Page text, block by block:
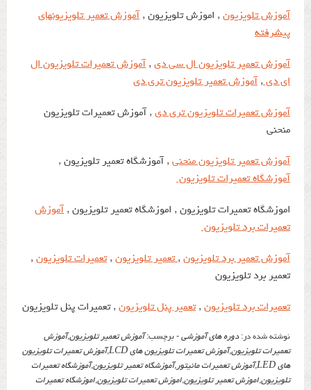
آموزش تلویزیون , اموزش تلویزیون , آموزش تعمیر تلویزیونهای
پیشرفته
آموزش تعمیر تلویزیون ال سی دی , آموزش تعمیرات تلویزیون ال
ای دی, آموزش تعمیر تلویزیون تری دی
آموزش تعمیرات تلویزیون تری دی , آموزش تعمیرات تلویزیون
منحنی
آموزش تعمیر تلویزیون منحنی , آموزشگاه تعمیر تلویزیون ,
آموزشگاه تعمیرات تلویزیون
اموزشگاه تعمیرات تلویزیون , اموزشگاه تعمیر تلویزیون , آموزش
تعمیرات برد تلویزیون
آموزش تعمیر برد تلویزیون ,تعمیر تلویزیون ,تعمیرات تلویزیون ,
تعمیر برد تلویزیون
تعمیرات برد تلویزیون ,تعمیر پنل تلویزیون , تعمیرات پنل تلویزیون
نوشته شده در:دوره های آموزشی - برچسب:آموزش تعمیر تلویزیون,آموزش
تعمیرات تلویزیون,آموزش تعمیرات تلویزیون های LCD ,آموزش تعمیرات تلویزیون
های LED
,آموزش تعمیرات مانیتور,آموزشگاه تعمیر تلویزیون,آموزشگاه تعمیرات
تلویزیون,اموزش تعمیر تلویزیون,اموزش تعمیرات تلویزیون,اموزشگاه تعمیرات